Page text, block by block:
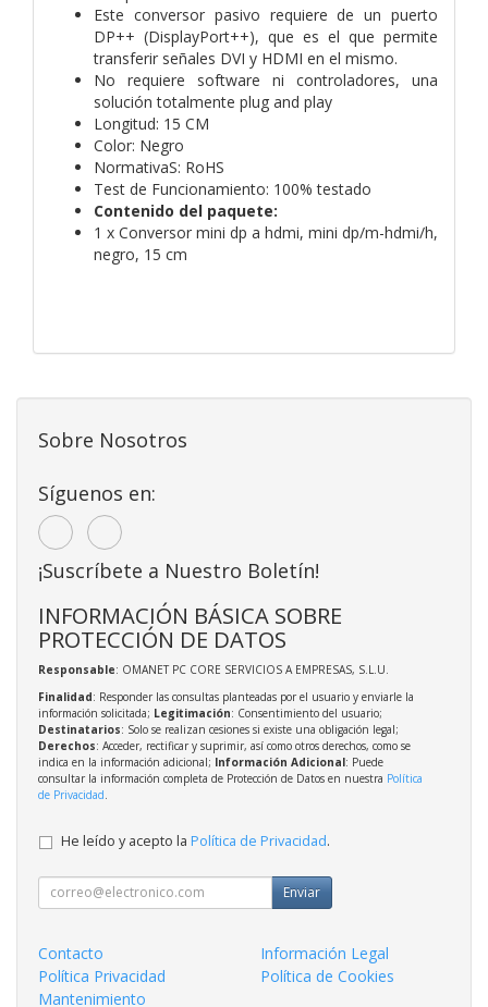
Este conversor pasivo requiere de un puerto
DP++ (DisplayPort++), que es el que permite
transferir señales DVI y HDMI en el mismo.
No requiere software ni controladores, una
solución totalmente plug and play
Longitud: 15 CM
Color: Negro
NormativaS: RoHS
Test de Funcionamiento: 100% testado
Contenido del paquete:
1 x Conversor mini dp a hdmi, mini dp/m-hdmi/h,
negro, 15 cm
Sobre Nosotros
Síguenos en:
¡Suscríbete a Nuestro Boletín!
INFORMACIÓN BÁSICA SOBRE
PROTECCIÓN DE DATOS
Responsable: OMANET PC CORE SERVICIOS A EMPRESAS, S.L.U.
Finalidad: Responder las consultas planteadas por el usuario y enviarle la
información solicitada; Legitimación: Consentimiento del usuario;
Destinatarios: Solo se realizan cesiones si existe una obligación legal;
Derechos: Acceder, rectificar y suprimir, así como otros derechos, como se
indica en la información adicional; Información Adicional: Puede
consultar la información completa de Protección de Datos en nuestra Política
de Privacidad
He leído y acepto la Política de Privacidad.
Enviar
Contacto
Información Legal
Política Privacidad
Política de Cookies
Mantenimiento